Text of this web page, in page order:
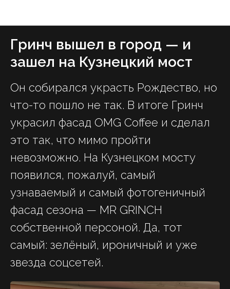
Гринч вышел в город — и
зашел на Кузнецкий мост
Он собирался украсть Рождество, но
что-то пошло не так. В итоге Гринч
украсил фасад OMG Coffee и сделал
это так, что мимо пройти
невозможно. На Кузнецком мосту
появился, пожалуй, самый
узнаваемый и самый фотогеничный
фасад сезона — MR GRINCH
собственной персоной. Да, тот
самый: зелёный, ироничный и уже
звезда соцсетей.